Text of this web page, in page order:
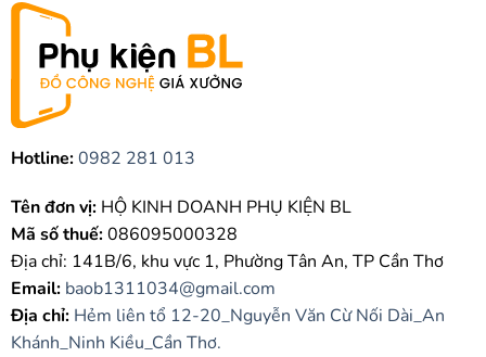
Hotline:0982 281 013
Tên đơn vị:HỘ KINH DOANH PHỤ KIỆN BL
Mã số thuế:086095000328
Địa chỉ: 141B/6, khu vực 1, Phường Tân An, TP Cần Thơ
Email:baob1311034@gmail.com
Địa chỉ: Hẻm liên tổ 12-20_Nguyễn Văn Cừ Nối Dài_An
Khánh_Ninh Kiều_Cần Thơ.